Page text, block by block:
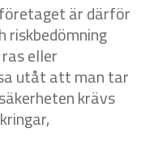
är därför
riskbedömning
eller
utåt att man tar
krävs